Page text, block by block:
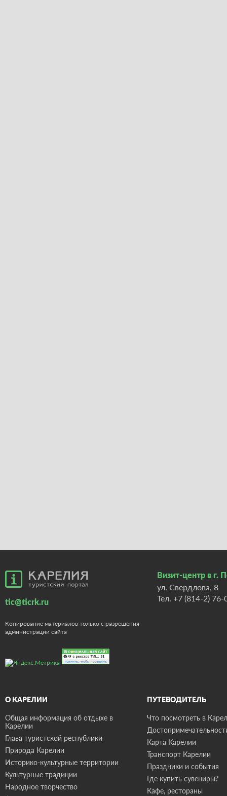
tic@ticrk.ru
Копирование материалов только с разрешения
администрации сайта
Визит-центр в г.
ул. Свердлова, 8
Тел. +7 (814-2) 76-
О КАРЕЛИИ
Общая информация об отдыхе в
Карелии
Глава туристской республики
Природа Карелии
Историко-культурные территории
Культурные традиции
Народное творчество
ПУТЕВОДИТЕЛЬ
Что посмотреть в
Карта Карелии
Транспорт Карелии
Праздники и события
Где купить сувениры?
Кафе, рестораны